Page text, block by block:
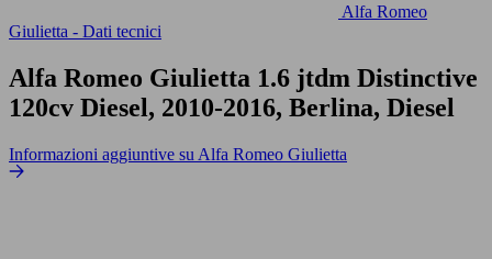
Alfa Romeo
Giulietta - Dati tecnici
Alfa Romeo Giulietta 1.6 jtdm Distinctive
120cv Diesel, 2010-2016, Berlina, Diesel
Informazioni aggiuntive su Alfa Romeo Giulietta